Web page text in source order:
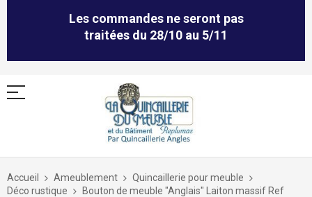
Les commandes ne seront pas
traitées du 28/10 au 5/11
Allez
contenu
Accueil Ameublement
Quincaillerie pour meuble
Déco rustique
Bouton de meuble "Anglais" Laiton massif Ref